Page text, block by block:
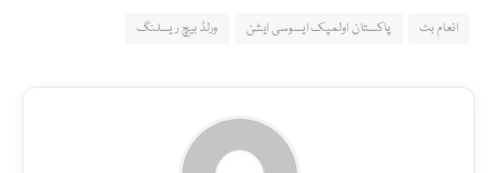
انعام بٹ پاکستان اولمپک ایسوسی ایشن ورلڈ بیچ ریسلنگ